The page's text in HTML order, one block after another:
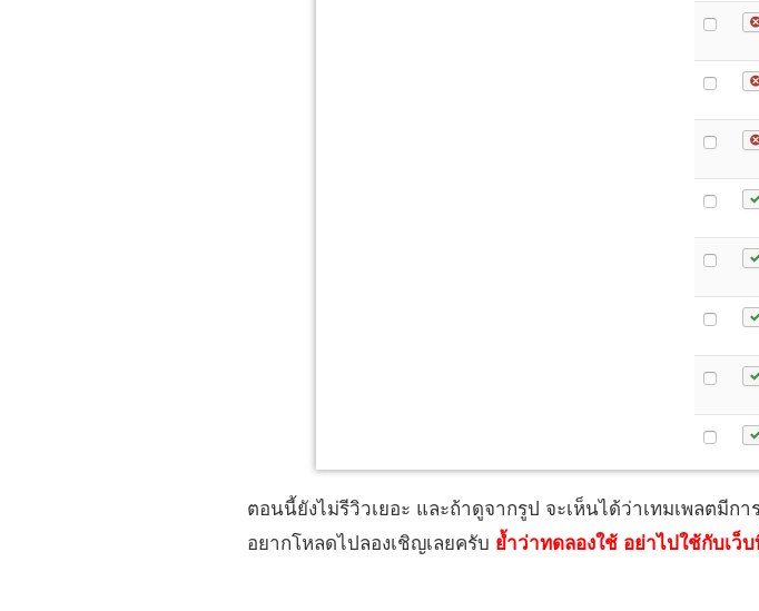
ตอนนี้ยังไม่รีวิวเยอะ และถ้าดูจากรูป จะเห็นได้ว่าเทมเพลตมีก
อยากโหลดไปลองเชิญเลยครับ ย้ำว่าทดลองใช้ อย่าไปใช้กับเว็